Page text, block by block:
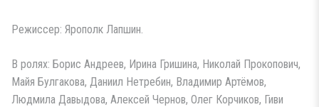
Режиссер: Ярополк Лапшин.
В ролях: Борис Андреев, Ирина Гришина, Николай Прокопович,
Майя Булгакова, Даниил Нетребин, Владимир Артёмов,
Людмила Давыдова, Алексей Чернов, Олег Корчиков, Гиви